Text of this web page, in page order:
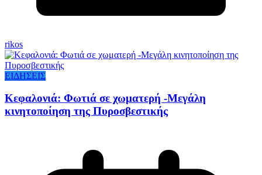
rikos
ΕΙΔΗΣΕΙΣ
Κεφαλονιά: Φωτιά σε χωματερή -Μεγάλη
κινητοποίηση της Πυροσβεστικής